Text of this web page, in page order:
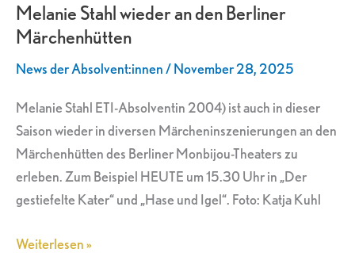
Melanie Stahl wieder an den Berliner
Märchenhütten
News der Absolvent:innen/November 28, 2025
Melanie Stahl ETI-Absolventin 2004) ist auch in dieser
Saison wieder in diversen Märcheninszenierungen an den
Märchenhütten des Berliner Monbijou-Theaters zu
erleben. Zum Beispiel HEUTE um 15.30 Uhr in „Der
gestiefelte Kater“ und „Hase und Igel“. Foto: Katja Kuhl
wieder
an
Märchenhütten
Weiterlesen »